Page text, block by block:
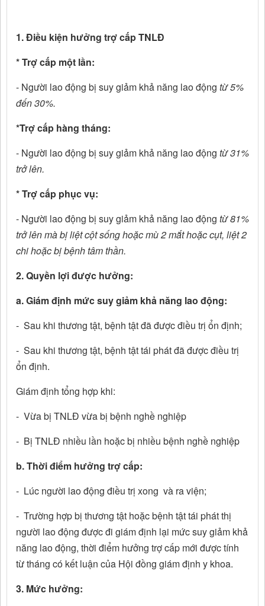
1. Điều kiện hưởng trợ cấp TNLĐ
* Trợ cấp một lần:
- Người lao động bị suy giảm khả năng lao động từ 5%
đến 30%.
*Trợ cấp hàng tháng:
- Người lao động bị suy giảm khả năng lao động từ 31%
trở lên.
* Trợ cấp phục vụ:
- Người lao động bị suy giảm khả năng lao động từ 81%
trở lên mà bị liệt cột sống hoặc mù 2 mắt hoặc cụt, liệt 2
chi hoặc bị bệnh tâm thần.
2. Quyền lợi được hưởng:
a. Giám định mức suy giảm khả năng lao động:
- Sau khi thương tật, bệnh tật đã được điều trị ổn định;
- Sau khi thương tật, bệnh tật tái phát đã được điều trị
ổn định.
Giám định tổng hợp khi:
- Vừa bị TNLĐ vừa bị bệnh nghề nghiệp
- Bị TNLĐ nhiều lần hoặc bị nhiều bệnh nghề nghiệp
b. Thời điểm hưởng trợ cấp:
- Lúc người lao động điều trị xong và ra viện;
- Trường hợp bị thương tật hoặc bệnh tật tái phát thị
người lao động được đi giám định lại mức suy giảm khả
năng lao động, thời điểm hưởng trợ cấp mới được tính
từ tháng có kết luận của Hội đồng giám định y khoa.
3. Mức hưởng: